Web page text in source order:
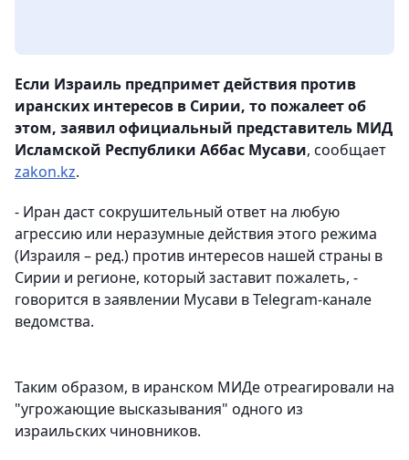
Если Израиль предпримет действия против
иранских интересов в Сирии, то пожалеет об
этом, заявил официальный представитель МИД
Исламской Республики Аббас Мусави, сообщает
zakon.kz.
- Иран даст сокрушительный ответ на любую
агрессию или неразумные действия этого режима
(Израиля – ред.) против интересов нашей страны в
Сирии и регионе, который заставит пожалеть, -
говорится в заявлении Мусави в Telegram-канале
ведомства.
Таким образом, в иранском МИДе отреагировали на
"угрожающие высказывания" одного из
израильских чиновников.